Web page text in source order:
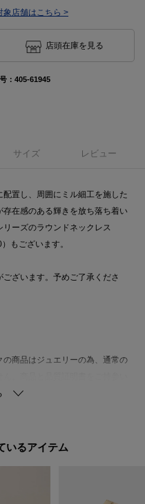
象店舗はこちら >
店頭在庫を見る
： 405-61945
サイズ レビュー
置し、周囲にミル細工を施した
在感のある輝きを放ち落ち着い
ーズのラウンドネックレス
もございます。
ざいます。予めご了承くださ
商品はジュエリーの為、通常の
修理内容によっては有償の場合
いるアイテム